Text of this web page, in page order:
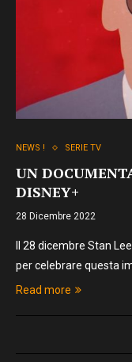
NEWS ! SERIE TV
UN
DISNEY+
28 Dicembre 2022
Il 28 dicembre Stan
per celebrare questa
Read more